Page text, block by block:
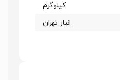
کیلوگرم
انبار تهران